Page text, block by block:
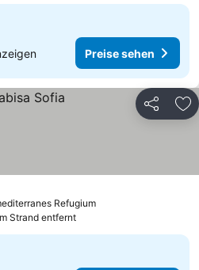
Preise sehen
Teilen
Refugium
Strand entfernt